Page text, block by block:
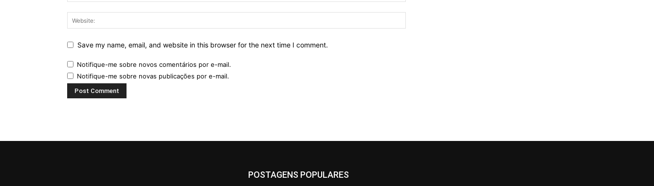
Save my name, email, and website in this browser for the next time I comment.
Notifique-me sobre novos comentários por e-mail.
Notifique-me sobre novas publicações por e-mail.
POSTAGENS POPULARES